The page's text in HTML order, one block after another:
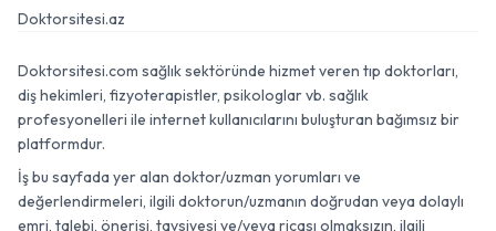
Doktorsitesi.az
Doktorsitesi.com sağlık sektöründe hizmet veren tıp doktorları,
diş hekimleri, fizyoterapistler, psikologlar vb. sağlık
profesyonelleri ile internet kullanıcılarını buluşturan bağımsız bir
platformdur.
İş bu sayfada yer alan doktor/uzman yorumları ve
değerlendirmeleri, ilgili doktorun/uzmanın doğrudan veya dolaylı
emri, talebi, önerisi, tavsiyesi ve/veya ricası olmaksızın, ilgili